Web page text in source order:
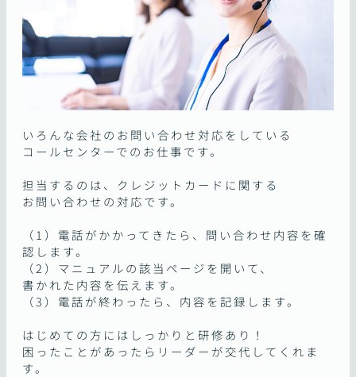
いろんな会社のお問い合わせ対応をしている
コールセンターでのお仕事です。
担当するのは、クレジットカードに関する
お問い合わせの対応です。
（1）電話がかかってきたら、問い合わせ内容を確
認します。
（2）マニュアルの該当ページを開いて、
書かれた内容を伝えます。
（3）電話が終わったら、内容を記録します。
はじめての方にはしっかりと研修あり！
困ったことがあったらリーダーが交代してくれま
す。